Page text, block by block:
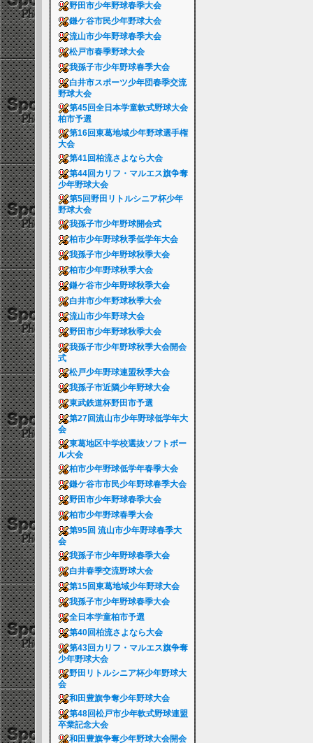
野田市少年野球春季大会
鎌ケ谷市民少年野球大会
流山市少年野球春季大会
松戸市春季野球大会
我孫子市少年野球春季大会
白井市スポーツ少年団春季交流
野球大会
第45回全日本学童軟式野球大会
柏市予選
第16回東葛地域少年野球選手権
大会
第41回柏流さよなら大会
第44回カリフ・マルエス旗争奪
少年野球大会
第5回野田リトルシニア杯少年
野球大会
我孫子市少年野球開会式
柏市少年野球秋季低学年大会
我孫子市少年野球秋季大会
柏市少年野球秋季大会
鎌ケ谷市少年野球秋季大会
白井市少年野球秋季大会
流山市少年野球大会
野田市少年野球秋季大会
我孫子市少年野球秋季大会開会
式
松戸少年野球連盟秋季大会
我孫子市近隣少年野球大会
東武鉄道杯野田市予選
第27回流山市少年野球低学年大
会
東葛地区中学校選抜ソフトボー
ル大会
柏市少年野球低学年春季大会
鎌ケ谷市市民少年野球春季大会
野田市少年野球春季大会
柏市少年野球春季大会
第95回 流山市少年野球春季大
会
我孫子市少年野球春季大会
白井春季交流野球大会
第15回東葛地域少年野球大会
我孫子市少年野球春季大会
全日本学童柏市予選
第40回柏流さよなら大会
第43回カリフ・マルエス旗争奪
少年野球大会
野田リトルシニア杯少年野球大
会
和田豊旗争奪少年野球大会
第48回松戸市少年軟式野球連盟
卒業記念大会
和田豊旗争奪少年野球大会開会